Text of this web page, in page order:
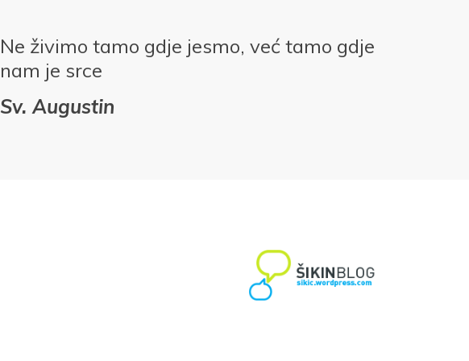
Ne živimo tamo gdje jesmo, već tamo gdje
nam je srce
Sv. Augustin